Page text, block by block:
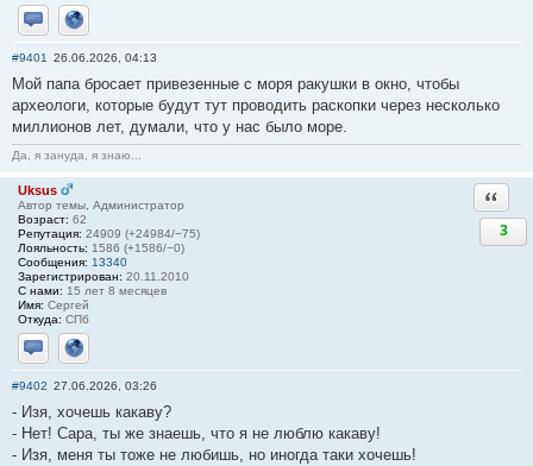
Отправить личное сообщение
Сайт
#9401 26.06.2026, 04:13
Мой папа бросает привезенные с моря ракушки в окно, чтобы
археологи, которые будут тут проводить раскопки через несколько
миллионов лет, думали, что у нас было море.
Да, я зануда, я знаю...
Uksus
Автор темы, Администратор
Возраст: 62
Репутация: 24909 (+24984/−75)
Лояльность: 1586 (+1586/−0)
Сообщения: 13340
Зарегистрирован: 20.11.2010
С нами: 15 лет 8 месяцев
Имя: Сергей
Откуда: СПб
Отправить личное сообщение
Сайт
3
#9402 27.06.2026, 03:26
- Изя, хочешь какаву?
- Нет! Сара, ты же знаешь, что я не люблю какаву!
- Изя, меня ты тоже не любишь, но иногда таки хочешь!